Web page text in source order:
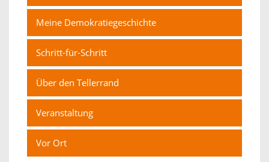
Meine Demokratiegeschichte
Schritt-für-Schritt
Über den Tellerrand
Veranstaltung
Vor Ort